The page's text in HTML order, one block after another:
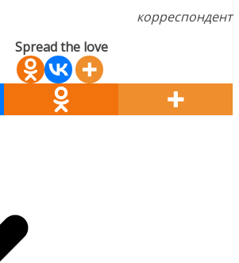
корреспондент
Spread the love